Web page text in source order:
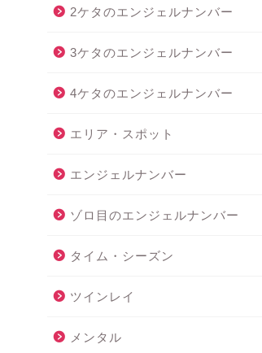
2ケタのエンジェルナンバー
3ケタのエンジェルナンバー
4ケタのエンジェルナンバー
エリア・スポット
エンジェルナンバー
ゾロ目のエンジェルナンバー
タイム・シーズン
ツインレイ
メンタル